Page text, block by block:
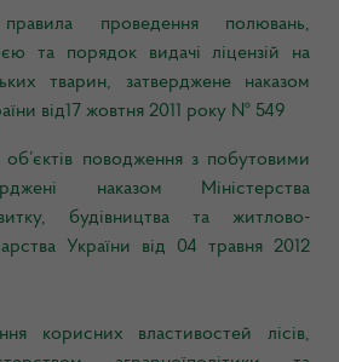
проведення полювань,
та порядок видачі ліцензій на
тварин, затверджене наказом
від17 жовтня 2011 року № 549
об’єктів поводження з побутовими
наказом Міністерства
будівництва та житлово-
України від 04 травня 2012
корисних властивостей лісів,